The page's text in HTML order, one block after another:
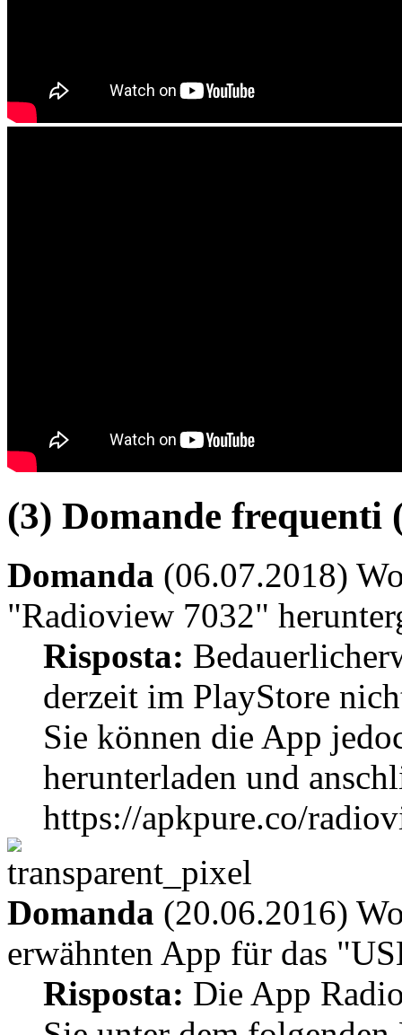
(3) Domande
Domanda (06.07.2018)
"Radioview 7032"
Risposta:
derzeit im PlayStore
Sie können die App
herunterladen und
https://apkpure.co/
Domanda (20.06.2016)
erwähnten App für das
Risposta: Die App